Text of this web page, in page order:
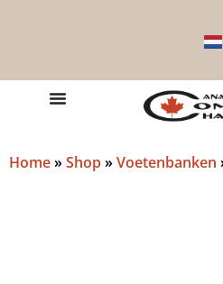
Home»Shop»Voetenbanken